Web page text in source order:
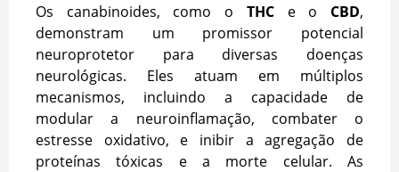
Os canabinoides, como o THCe o CBD,
demonstram um promissor potencial
neuroprotetor para diversas doenças
neurológicas. Eles atuam em múltiplos
mecanismos, incluindo a capacidade de
modular a neuroinflamação, combater o
estresse oxidativo, e inibir a agregação de
proteínas tóxicas e a morte celular. As